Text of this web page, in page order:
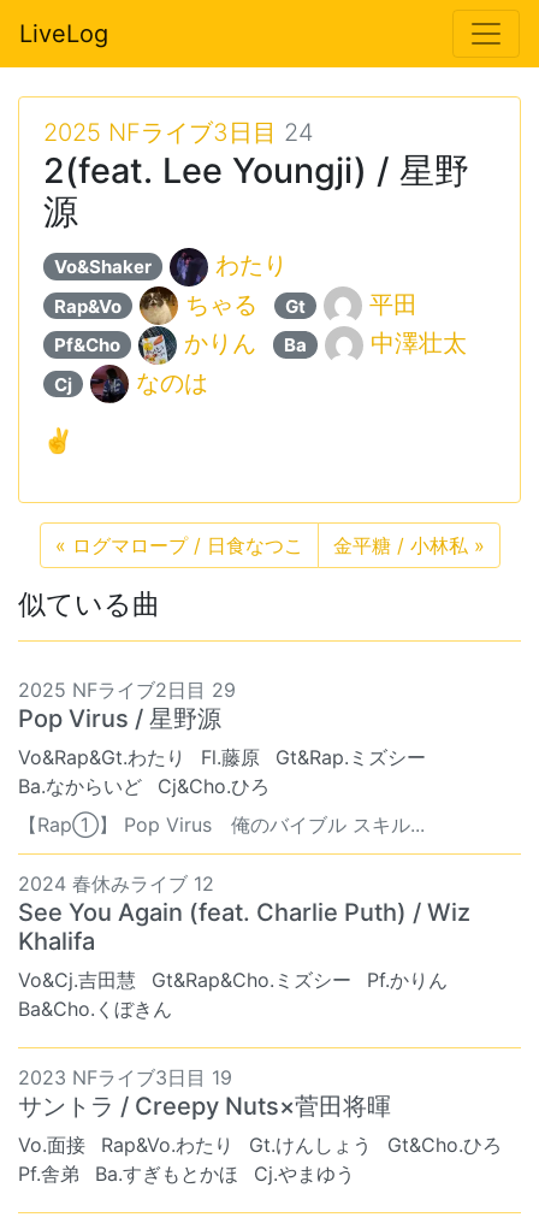
LiveLog
2025 NFライブ3日目 24
2(feat. Lee Youngji) / 星野
源
Vo&Shaker わたり
Rap&Vo ちゃる Gt 平田
Pf&Cho かりん Ba 中澤壮太
Cj なのは
✌
« ログマロープ / 日食なつこ 金平糖 / 小林私 »
似ている曲
2025 NFライブ2日目 29
Pop Virus / 星野源
Vo&Rap&Gt.わたり Fl.藤原
Gt&Rap.ミズシー
Ba.なからいど
Cj&Cho.ひろ
【Rap①】 Pop Virus 俺のバイブル スキル...
2024 春休みライブ 12
See You Again (feat. Charlie Puth) / Wiz
Khalifa
Vo&Cj.吉田慧 Gt&Rap&Cho.ミズシー
Pf.かりん
Ba&Cho.くぼきん
2023 NFライブ3日目 19
サントラ / Creepy Nuts×菅田将暉
Vo.面接 Rap&Vo.わたり Gt.けんしょう
Gt&Cho.ひろ
Pf.舎弟
Ba.すぎもとかほ Cj.やまゆう